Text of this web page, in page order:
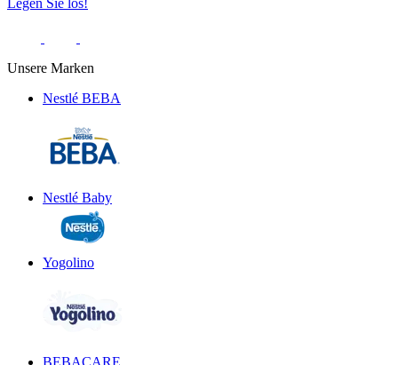
Unsere Marken
Nestlé BEBA
Nestlé Baby
Yogolino
BEBACARE